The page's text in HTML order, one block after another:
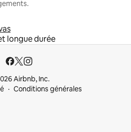
longue durée
Airbnb, Inc.
Conditions générales